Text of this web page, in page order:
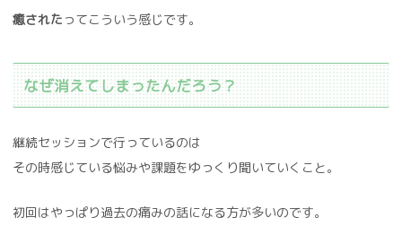
癒された ってこういう感じです。
なぜ消えてしまったんだろう？
継続セッションで行っているのは
その時感じている悩みや課題をゆっくり聞いていくこと。
初回はやっぱり過去の痛みの話になる方が多いのです。